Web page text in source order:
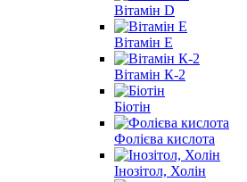
Вітамін D
Вітамін E
Вітамін К-2
Біотін
Фолієва кислота
Інозітол, Холін